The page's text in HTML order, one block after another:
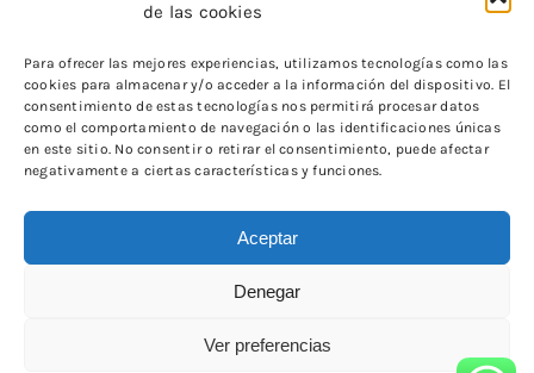
de las cookies
Para ofrecer las mejores experiencias, utilizamos tecnologías como las
cookies para almacenar y/o acceder a la información del dispositivo. El
consentimiento de estas tecnologías nos permitirá procesar datos
como el comportamiento de navegación o las identificaciones únicas
en este sitio. No consentir o retirar el consentimiento, puede afectar
negativamente a ciertas características y funciones.
Aceptar
Denegar
Ver preferencias
«Financiado por la Unión Europea – NextGenerationEU.
y no reflejan necesariamente los de la Unión Europea o la Comisión
Europea.